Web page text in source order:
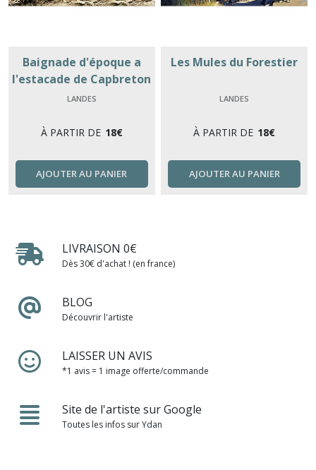
Baignade d'époque a
l'estacade de Capbreton
LANDES
À PARTIR DE 18€
AJOUTER AU PANIER
Les Mules du Forestier
LANDES
À PARTIR DE 18€
AJOUTER AU PANIER
LIVRAISON 0€
Dès 30€ d'achat ! (en france)
BLOG
Découvrir l'artiste
LAISSER UN AVIS
*1 avis = 1 image offerte/commande
Site de l'artiste sur Google
Toutes les infos sur Ydan